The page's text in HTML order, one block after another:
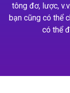
tông đơ, lược,
bạn cũng có thể
có thể